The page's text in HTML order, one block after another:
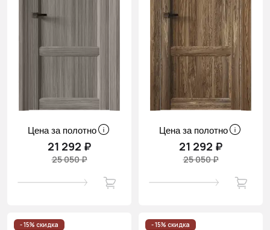
Цена за полотно
21 292 ₽
25 050 ₽
Цена за полотно
21 292 ₽
25 050 ₽
- 15% скидка - 15% скидка